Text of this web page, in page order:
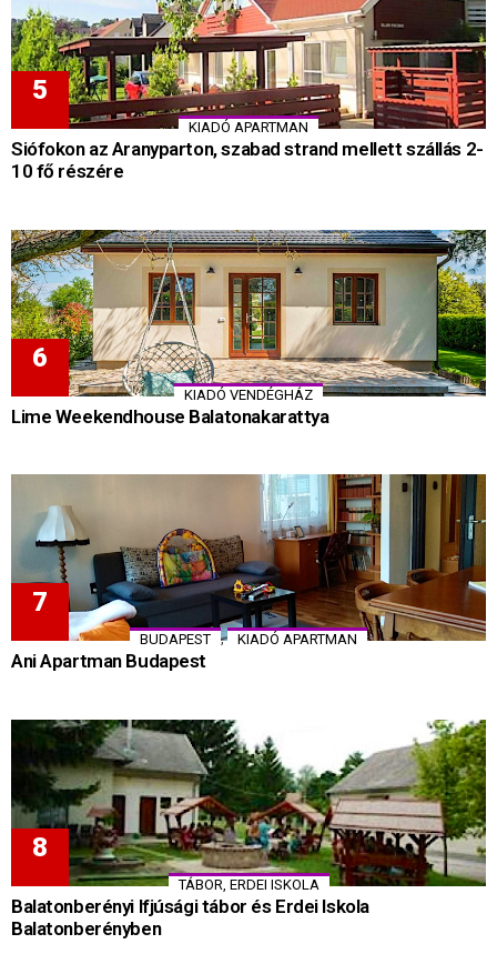
KIADÓ APARTMAN
Siófokon az Aranyparton, szabad strand mellett szállás 2-
10 fő részére
KIADÓ VENDÉGHÁZ
Lime Weekendhouse Balatonakarattya
BUDAPEST , KIADÓ APARTMAN
Ani Apartman Budapest
TÁBOR, ERDEI ISKOLA
Balatonberényi Ifjúsági tábor és Erdei Iskola
Balatonberényben